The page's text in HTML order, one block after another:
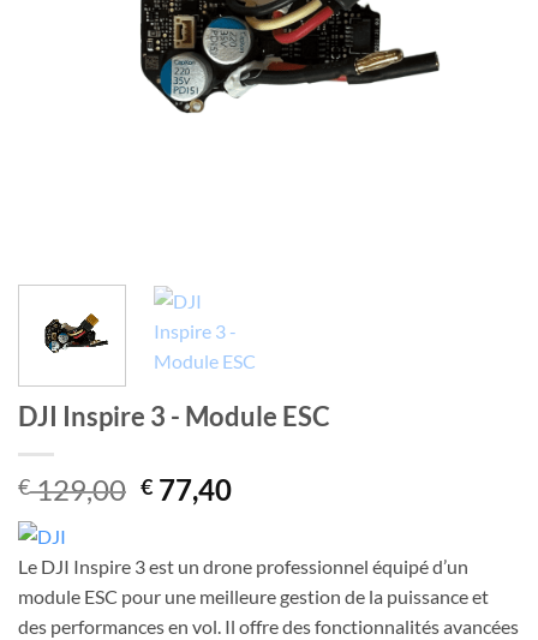
DJI Inspire 3 - Module ESC
€129,00 Le
était :
€ 129,00.
€ 77,40Le
est :
€ 77,40.
Le DJI Inspire 3 est un drone professionnel équipé d’un
module ESC pour une meilleure gestion de la puissance et
des performances en vol. Il offre des fonctionnalités avancées